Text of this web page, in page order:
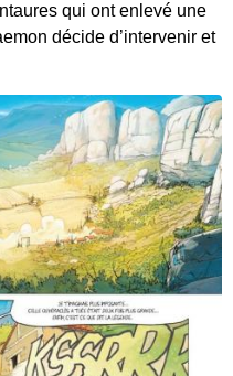
qui ont enlevé une
décide d’intervenir et